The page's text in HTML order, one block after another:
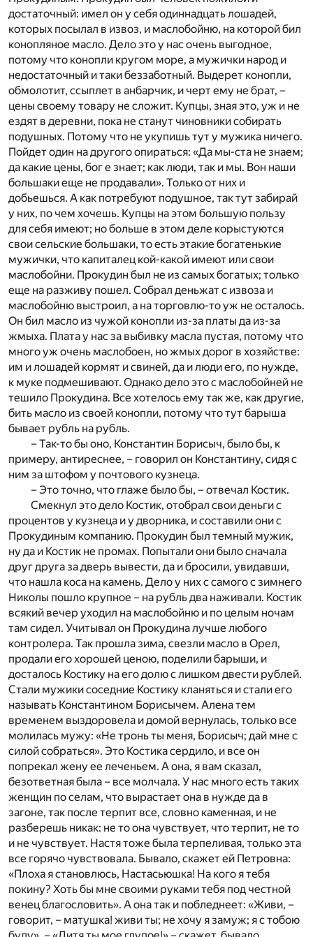
достаточный: имел он у себя одиннадцать лошадей,
которых посылал в извоз, и маслобойню, на которой бил
конопляное масло. Дело это у нас очень выгодное,
потому что конопли кругом море, а мужички народ и
недостаточный и таки беззаботный. Выдерет конопли,
обмолотит, ссыплет в анбарчик, и черт ему не брат, –
цены своему товару не сложит. Купцы, зная это, уж и не
ездят в деревни, пока не станут чиновники собирать
подушных. Потому что не укупишь тут у мужика ничего.
Пойдет один на другого опираться: «Да мы-ста не знаем;
да какие цены, бог е знает; как люди, так и мы. Вон наши
большаки еще не продавали». Только от них и
добьешься. А как потребуют подушное, так тут забирай
у них, по чем хочешь. Купцы на этом большую пользу
для себя имеют; но больше в этом деле корыстуются
свои сельские большаки, то есть этакие богатенькие
мужички, что капиталец кой-какой имеют или свои
маслобойни. Прокудин был не из самых богатых; только
еще на разживу пошел. Собрал деньжат с извоза и
маслобойню выстроил, а на торговлю-то уж не осталось.
Он бил масло из чужой конопли из-за платы да из-за
жмыха. Плата у нас за выбивку масла пустая, потому что
много уж очень маслобоен, но жмых дорог в хозяйстве:
им и лошадей кормят и свиней, да и люди его, по нужде,
к муке подмешивают. Однако дело это с маслобойней не
тешило Прокудина. Все хотелось ему так же, как другие,
бить масло из своей конопли, потому что тут барыша
бывает рубль на рубль.
– Так-то бы оно, Константин Борисыч, было бы, к
примеру, антиреснее, – говорил он Константину, сидя с
ним за штофом у почтового кузнеца.
– Это точно, что глаже было бы, – отвечал Костик.
Смекнул это дело Костик, отобрал свои деньги с
процентов у кузнеца и у дворника, и составили они с
Прокудиным компанию. Прокудин был темный мужик,
ну да и Костик не промах. Попытали они было сначала
друг друга за дверь вывести, да и бросили, увидавши,
что нашла коса на камень. Дело у них с самого с зимнего
Николы пошло крупное – на рубль два наживали. Костик
всякий вечер уходил на маслобойню и по целым ночам
там сидел. Учитывал он Прокудина лучше любого
контролера. Так прошла зима, свезли масло в Орел,
продали его хорошей ценою, поделили барыши, и
досталось Костику на его долю с лишком двести рублей.
Стали мужики соседние Костику кланяться и стали его
называть Константином Борисычем. Алена тем
временем выздоровела и домой вернулась, только все
молилась мужу: «Не тронь ты меня, Борисыч; дай мне с
силой собраться». Это Костика сердило, и все он
попрекал жену ее леченьем. А она, я вам сказал,
безответная была – все молчала. У нас много есть таких
женщин по селам, что вырастает она в нужде да в
загоне, так после терпит все, словно каменная, и не
разберешь никак: не то она чувствует, что терпит, не то
и не чувствует. Настя тоже была терпеливая, только эта
все горячо чувствовала. Бывало, скажет ей Петровна:
«Плоха я становлюсь, Настасьюшка! На кого я тебя
покину? Хоть бы мне своими руками тебя под честной
венец благословить». А она так и побледнеет: «Живи, –
говорит, – матушка! живи ты; не хочу я замуж; я с тобою